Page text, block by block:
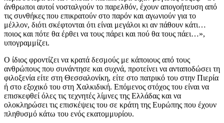
άνθρωποι αυτοί νοσταλγούν το παρελθόν, έχουν απογοήτευση από
τις συνθήκες που επικρατούν στο παρόν και αγωνιούν για το
μέλλον, διότι σκέφτονται ότι είναι μεγάλοι κι αν πάθουν κάτι…
ποιος και πότε θα έρθει να τους πάρει και πού θα τους πάει…»,
υπογραμμίζει.
Ο ίδιος φροντίζει να κρατά δεσμούς με κάποιους από τους
ανθρώπους που συνάντησε και συχνά, προτείνει να ανταποδώσει τη
φιλοξενία είτε στη Θεσσαλονίκη, είτε στο πατρικό του στην Πιερία
ή στο εξοχικό του στη Χαλκιδική. Επόμενος στόχος του είναι να
επισκεφθεί όλες τις τεχνητές λίμνες της Ελλάδας και να
ολοκληρώσει τις επισκέψεις του σε κράτη της Ευρώπης που έχουν
πληθυσμό κάτω του ενός εκατομμυρίου.